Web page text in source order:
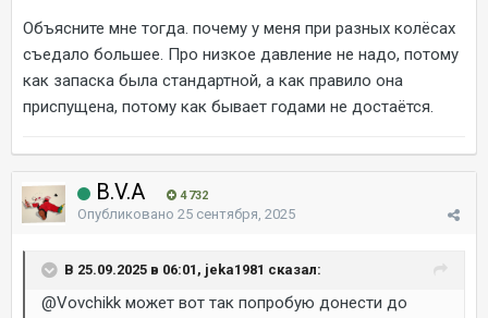
Объясните мне тогда. почему у меня при разных колёсах
съедало большее. Про низкое давление не надо, потому
как запаска была стандартной, а как правило она
приспущена, потому как бывает годами не достаётся.
B.V.A 4 732
Опубликовано 25 сентября, 2025
В 25.09.2025 в 06:01, jeka1981 сказал:
@Vovchikk может вот так попробую донести до